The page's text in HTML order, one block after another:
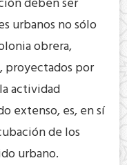
urbanos no sólo
obrera,
proyectados por
actividad
extenso, es, en sí
de los
urbano.